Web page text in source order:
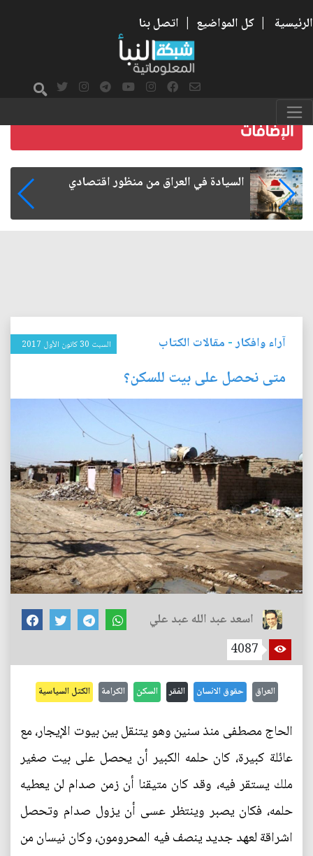
الرئيسية | كل المواضيع | اتصل بنا
ما بعد الأربعين.. كيف اتسعت الزيارة من هويتها
آراء وافكار- مقالات الكتاب السبت 30 كانون الأول 2017
متى نحصل على بيت للسكن؟
اسعد عبد الله عبد علي
4087
العراق حقوق الانسان الفقر السكن الكرامة الكتل السياسية
الحاج مصطفى منذ سنين وهو يتنقل بين بيوت الإيجار، مع
عائلة كبيرة، كان حلمه الكبير أن يحصل على بيت صغير
ملك يستقر فيه، وقد كان متيقنا أن زمن صدام لن يعطيه
حلمه، فكان يصبر وينتظر عسى أن يزول صدام وتحصل
اشراقة لعهد جديد ينصف فيه المحرومون، وكان نيسان من